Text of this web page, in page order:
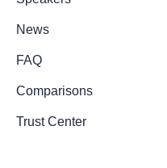
News
FAQ
Comparisons
Trust Center